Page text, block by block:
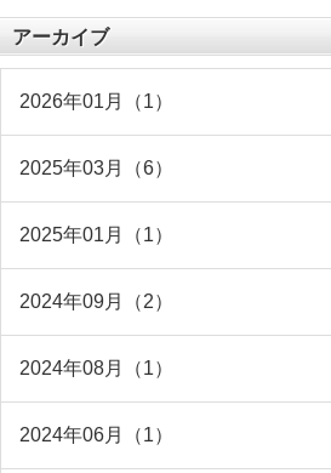
アーカイブ
2026年01月（1）
2025年03月（6）
2025年01月（1）
2024年09月（2）
2024年08月（1）
2024年06月（1）